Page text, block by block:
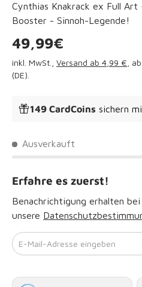
Cynthias Knakrack ex Full
Booster - Sinnoh-Legende!
Normaler Preis
49,99€
inkl. MwSt., Versand ab 4,99 € ,
(DE).
149 CardCoins sichern
Ausverkauft
Erfahre es zuerst!
Benachrichtigung erhalten
unsere
E-Mail-Adresse eingeben